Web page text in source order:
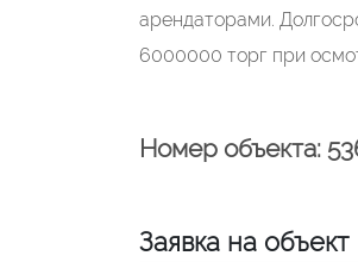
арендаторами.
6000000 торг при
Номер объекта:
Заявка на объект